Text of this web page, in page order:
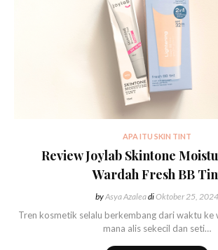
APA ITU SKIN TINT
Review Joylab Skintone
Wardah Fresh BB
byAsya AzaleadiOktober 25, 2024
Tren kosmetik selalu berkembang dari waktu ke
mana alis sekecil dan seti…